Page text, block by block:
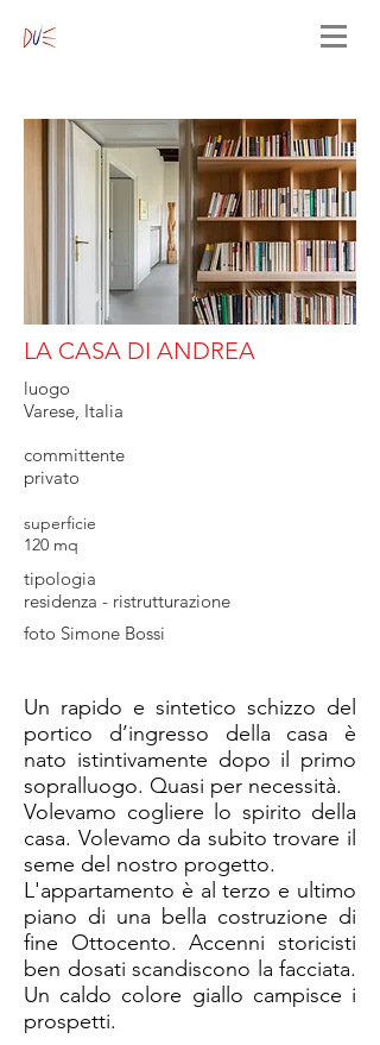
LA CASA DI ANDREA
luogo
Varese, Italia
committente
privato
superficie
120 mq
tipologia
residenza - ristrutturazione
foto Simone Bossi
Un rapido e sintetico schizzo del
portico d’ingresso della casa è
nato istintivamente dopo il primo
sopralluogo. Quasi per necessità.
Volevamo cogliere lo spirito della
casa. Volevamo da subito trovare il
seme del nostro progetto.
L'appartamento è al terzo e ultimo
piano di una bella costruzione di
fine Ottocento. Accenni storicisti
ben dosati scandiscono la facciata.
Un caldo colore giallo campisce i
prospetti.